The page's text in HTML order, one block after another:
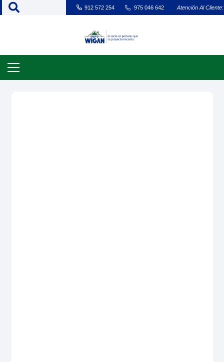
912 572 254 975 046 642 Atención Al Cliente: